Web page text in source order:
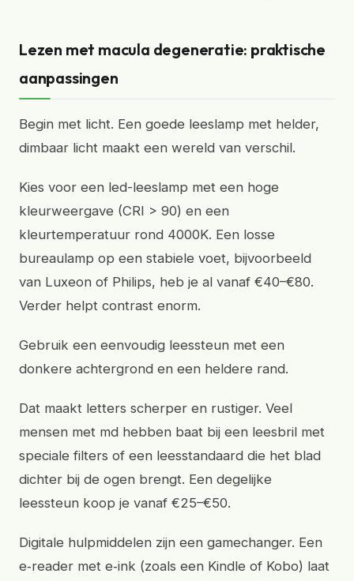
Lezen met macula degeneratie: praktische
aanpassingen
Begin met licht. Een goede leeslamp met helder,
dimbaar licht maakt een wereld van verschil.
Kies voor een led-leeslamp met een hoge
kleurweergave (CRI > 90) en een
kleurtemperatuur rond 4000K. Een losse
bureaulamp op een stabiele voet, bijvoorbeeld
van Luxeon of Philips, heb je al vanaf €40–€80.
Verder helpt contrast enorm.
Gebruik een eenvoudig leessteun met een
donkere achtergrond en een heldere rand.
Dat maakt letters scherper en rustiger. Veel
mensen met md hebben baat bij een leesbril met
speciale filters of een leesstandaard die het blad
dichter bij de ogen brengt. Een degelijke
leessteun koop je vanaf €25–€50.
Digitale hulpmiddelen zijn een gamechanger. Een
e‑reader met e‑ink (zoals een Kindle of Kobo) laat